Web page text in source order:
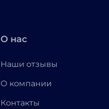
О нас
Наши отзывы
О компании
Контакты